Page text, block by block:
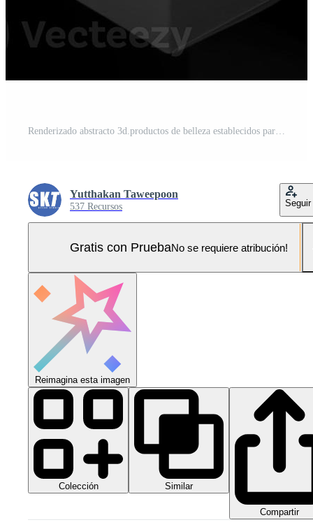
Renderizado abstracto 3d.productos de belleza establecidos para maquetas de empaques cosméticos y para el cuidado de la piel diseño mínimo sobre fondo oscuro Foto Pro
Yutthakan Taweepoon
537 Recursos Seguir
Gratis con PruebaNo se requiere atribución!
Reimagina esta imagen
Colección Similar
Compartir